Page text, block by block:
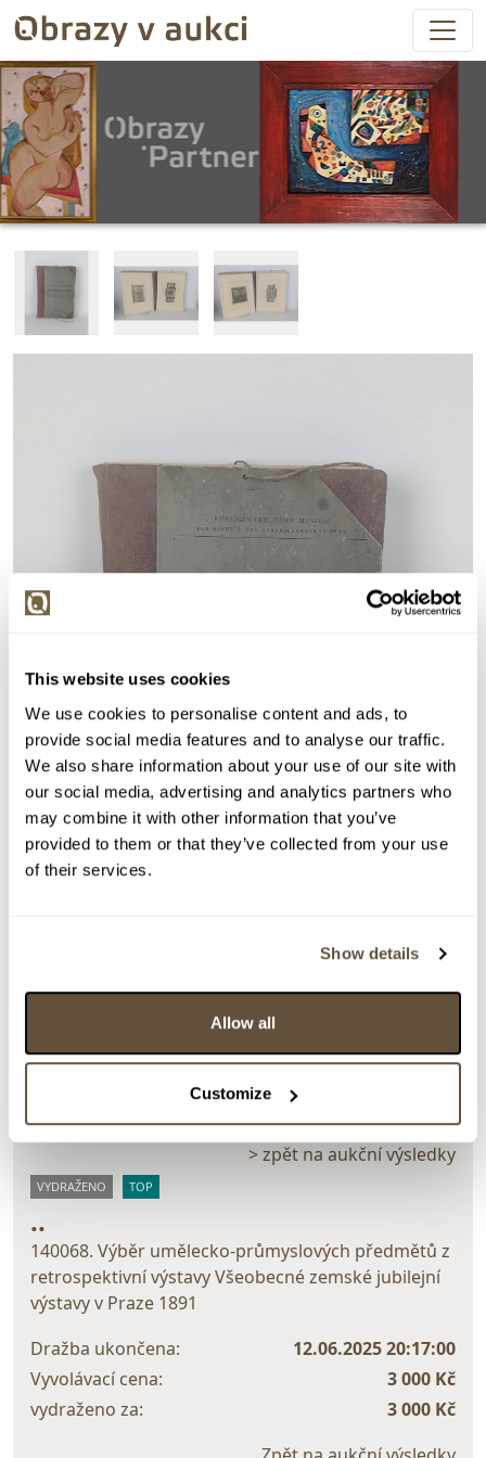
This website uses cookies
We use cookies to personalise content and ads, to
provide social media features and to analyse our traffic.
We also share information about your use of our site with
our social media, advertising and analytics partners who
may combine it with other information that you’ve
provided to them or that they’ve collected from your use
of their services.
Show details
Allow all
Customize
Detail položky
> zpět na aukční výsledky
VYDRAŽENO TOP
..
140068. Výběr umělecko-průmyslových předmětů z
retrospektivní výstavy Všeobecné zemské jubilejní
výstavy v Praze 1891
Dražba ukončena:
12.06.2025 20:17:00
Vyvolávací cena:
3 000 Kč
vydraženo za:
3 000 Kč